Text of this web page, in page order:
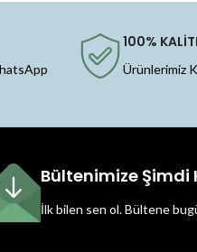
100%
Ürünlerimiz
Bültenimize Şimdi
İlk bilen sen ol.Bültene